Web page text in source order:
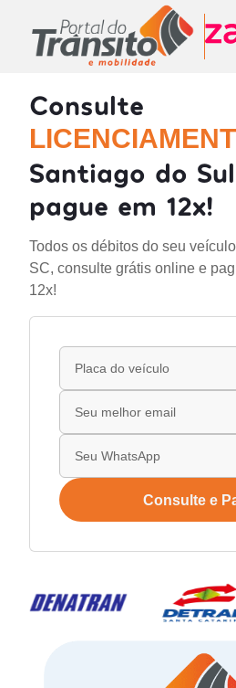
Consulte
Santiago do
pague em 12x!
Todos os débitos do seu
SC, consulte grátis online e
12x!
Consulte e